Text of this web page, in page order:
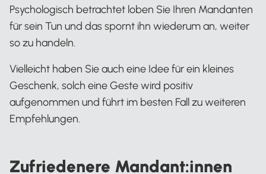
Psychologisch betrachtet loben Sie Ihren Mandanten
für sein Tun und das spornt ihn wiederum an, weiter
so zu handeln.
Vielleicht haben Sie auch eine Idee für ein kleines
Geschenk, solch eine Geste wird positiv
aufgenommen und führt im besten Fall zu weiteren
Empfehlungen.
Zufriedenere Mandant:innen